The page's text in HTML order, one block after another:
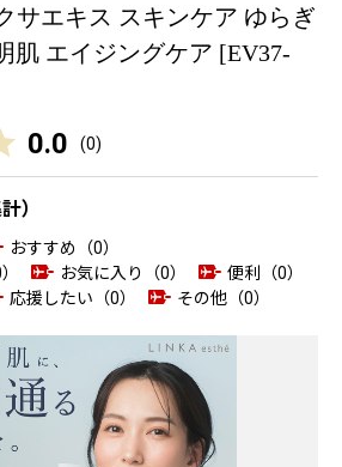
サエキス スキンケア ゆらぎ
肌 エイジングケア [EV37-
0.0 (0)
）
おすすめ（0）
お気に入り（0）
便利（0）
応援したい（0） その他（0）